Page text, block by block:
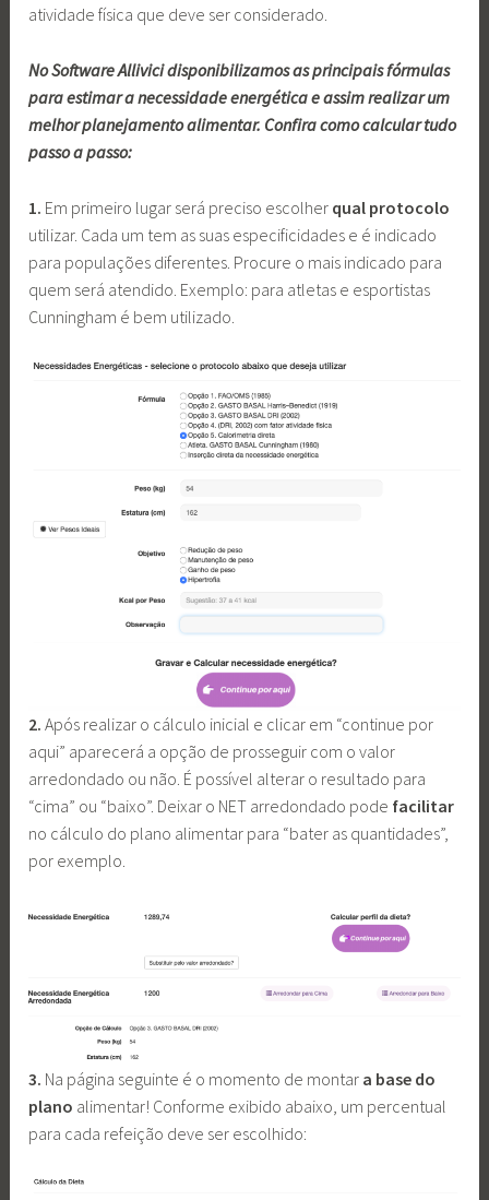
atividade física que deve ser considerado.
No Software Allivici disponibilizamos as principais fórmulas
para estimar a necessidade energética e assim realizar um
melhor planejamento alimentar. Confira como calcular tudo
passo a passo:
1. Em primeiro lugar será preciso escolher qual protocolo
utilizar. Cada um tem as suas especificidades e é indicado
para populações diferentes. Procure o mais indicado para
quem será atendido. Exemplo: para atletas e esportistas
Cunningham é bem utilizado.
2.Após realizar o cálculo inicial e clicar em “continue por
aqui” aparecerá a opção de prosseguir com o valor
arredondado ou não. É possível alterar o resultado para
“cima” ou “baixo”. Deixar o NET arredondado pode facilitar
no cálculo do plano alimentar para “bater as quantidades”,
por exemplo.
3. Na página seguinte é o momento de montar a base do
plano alimentar! Conforme exibido abaixo, um percentual
para cada refeição deve ser escolhido: